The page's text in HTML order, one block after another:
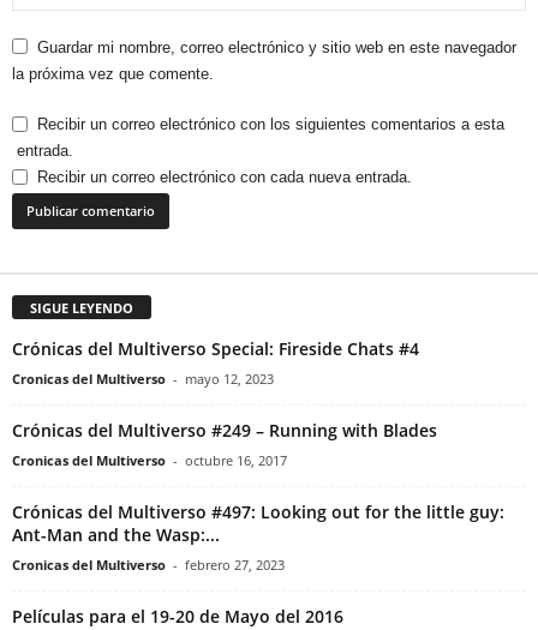
Guardar mi nombre, correo electrónico y sitio web en este navegador
la próxima vez que comente.
Recibir un correo electrónico con los siguientes comentarios a esta
entrada.
Recibir un correo electrónico con cada nueva entrada.
SIGUE LEYENDO
Crónicas del Multiverso Special: Fireside Chats #4
Cronicas del Multiverso - mayo 12, 2023
Crónicas del Multiverso #249 – Running with Blades
Cronicas del Multiverso - octubre 16, 2017
Crónicas del Multiverso #497: Looking out for the little guy:
Ant-Man and the Wasp:...
Cronicas del Multiverso - febrero 27, 2023
Películas para el 19-20 de Mayo del 2016